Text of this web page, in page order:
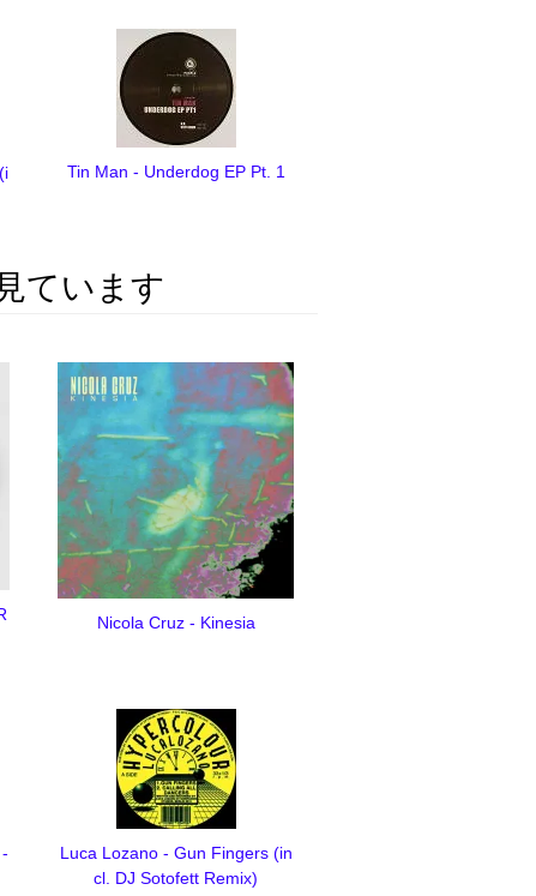
Tin Man - Underdog EP Pt. 1
ています
Nicola Cruz - Kinesia
Luca Lozano - Gun Fingers (in
cl. DJ Sotofett Remix)